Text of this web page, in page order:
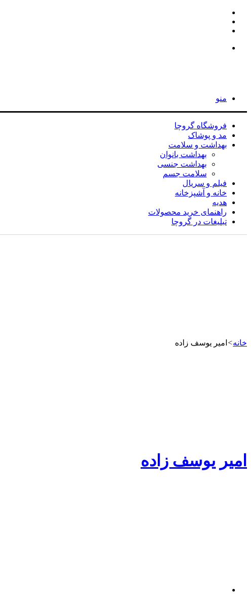
منو
فروشگاه گروچا
مد و پوشاک
بهداشت و سلامت
بهداشت بانوان
بهداشت جنسی
سلامت جسم
فیلم و سریال
خانه و آشپزخانه
هدیه
راهنمای خرید محصولات
تبلیغات در گروچا
خانه> امیر یوسف زاده
امیر یوسف زاده